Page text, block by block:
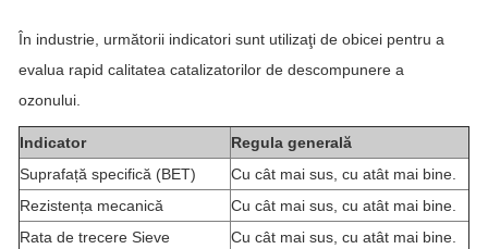
În industrie, următorii indicatori sunt utilizaţi de obicei pentru a
evalua rapid calitatea catalizatorilor de descompunere a
ozonului.
Indicator
Regula generală
Suprafață specifică (BET)
Cu cât mai sus, cu atât mai bine.
Rezistența mecanică
Cu cât mai sus, cu atât mai bine.
Rata de trecere Sieve
Cu cât mai sus, cu atât mai bine.